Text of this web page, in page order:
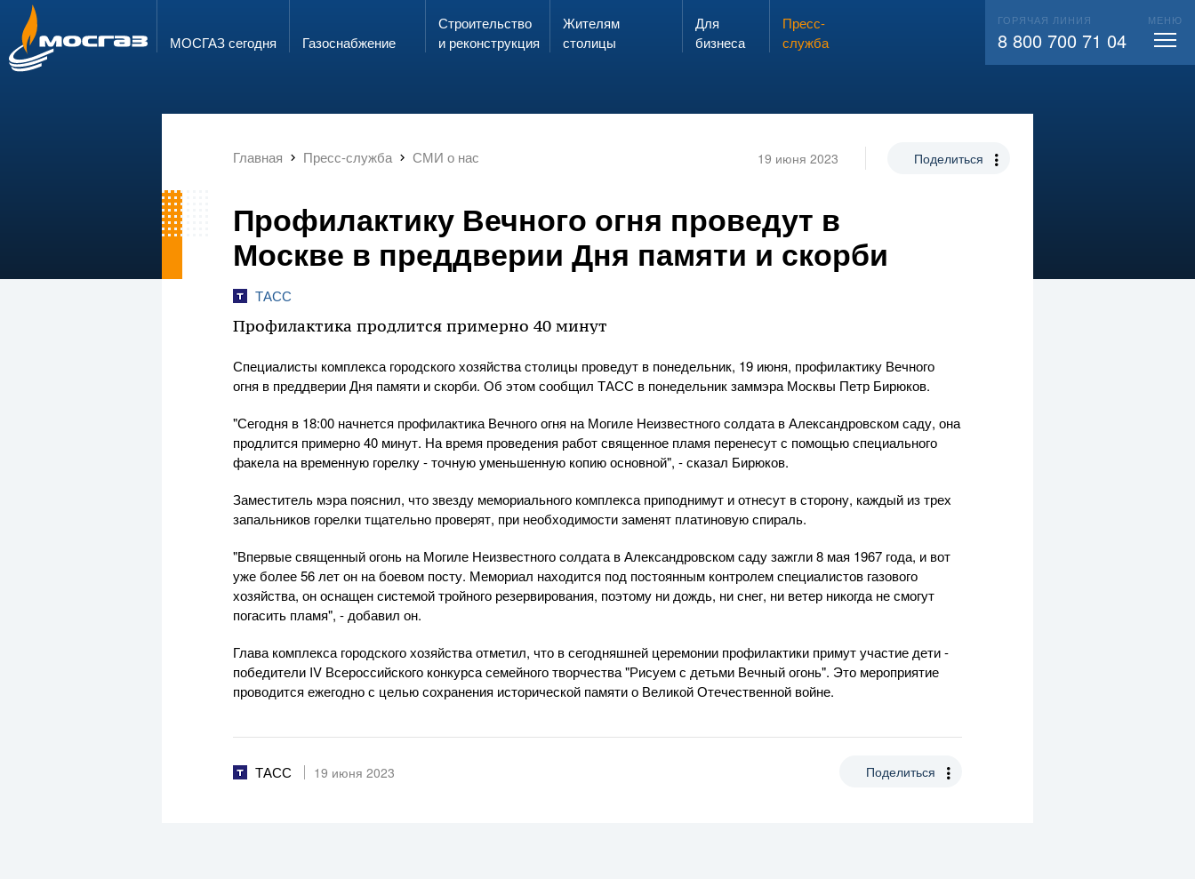
Запах газа?
ЗВОНИ 104 ВЫЗВАТЬ СЛЕСАРЯ
ГОРЯЧАЯ ЛИНИЯ
8 800 700 71 04 info@mos-gaz.ru
МОСГАЗ сегодня Газо­снабжение
Строительство
и реконструкция
Жителям
столицы
Для
бизнеса
Пресс-
служба
ГОРЯЧАЯ ЛИНИЯ
8 800 700 71 04
МЕНЮ
Главная Пресс-служба СМИ о нас 19 июня 2023 Поделиться
Профилактику Вечного огня проведут в
Москве в преддверии Дня памяти и скорби
ТАСС
Профилактика продлится примерно 40 минут
Специалисты комплекса городского хозяйства столицы проведут в понедельник, 19 июня, профилактику Вечного
огня в преддверии Дня памяти и скорби. Об этом сообщил ТАСС в понедельник заммэра Москвы Петр Бирюков.
"Сегодня в 18:00 начнется профилактика Вечного огня на Могиле Неизвестного солдата в Александровском саду, она
продлится примерно 40 минут. На время проведения работ священное пламя перенесут с помощью специального
факела на временную горелку - точную уменьшенную копию основной", - сказал Бирюков.
Заместитель мэра пояснил, что звезду мемориального комплекса приподнимут и отнесут в сторону, каждый из трех
запальников горелки тщательно проверят, при необходимости заменят платиновую спираль.
"Впервые священный огонь на Могиле Неизвестного солдата в Александровском саду зажгли 8 мая 1967 года, и вот
уже более 56 лет он на боевом посту. Мемориал находится под постоянным контролем специалистов газового
хозяйства, он оснащен системой тройного резервирования, поэтому ни дождь, ни снег, ни ветер никогда не смогут
погасить пламя", - добавил он.
Глава комплекса городского хозяйства отметил, что в сегодняшней церемонии профилактики примут участие дети -
победители IV Всероссийского конкурса семейного творчества "Рисуем с детьми Вечный огонь". Это мероприятие
проводится ежегодно с целью сохранения исторической памяти о Великой Отечественной войне.
ТАСС 19 июня 2023 Поделиться